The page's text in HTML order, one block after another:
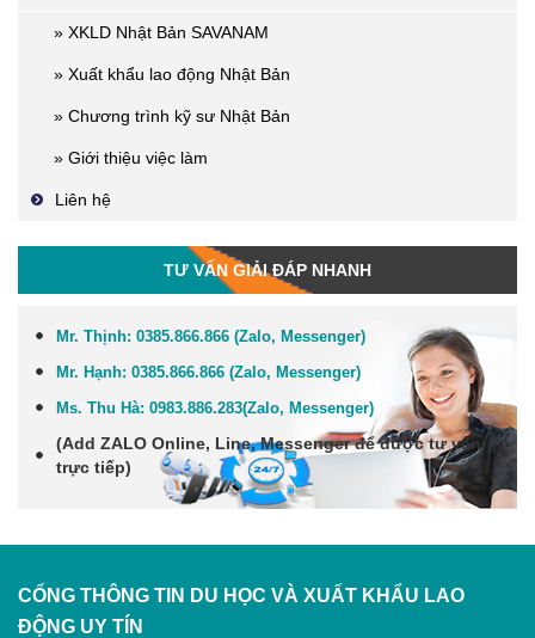
» XKLD Nhật Bản SAVANAM
» Xuất khẩu lao động Nhật Bản
» Chương trình kỹ sư Nhật Bản
» Giới thiệu việc làm
Liên hệ
TƯ VẤN GIẢI ĐÁP NHANH
Mr. Thịnh: 0385.866.866 (Zalo, Messenger)
Mr. Hạnh: 0385.866.866 (Zalo, Messenger)
Ms. Thu Hà: 0983.886.283(Zalo, Messenger)
(Add ZALO Online, Line, Messengerđể được tư vấn
trực tiếp)
CỔNG THÔNG TIN DU HỌC VÀ XUẤT KHẨU LAO
ĐỘNG UY TÍN